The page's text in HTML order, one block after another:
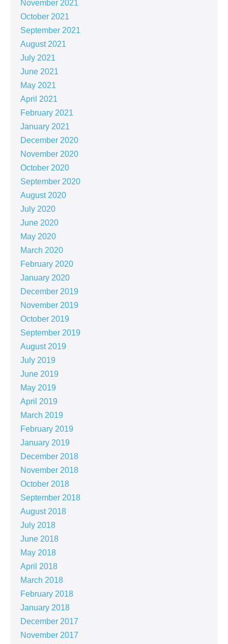
November 2021
October 2021
September 2021
August 2021
July 2021
June 2021
May 2021
April 2021
February 2021
January 2021
December 2020
November 2020
October 2020
September 2020
August 2020
July 2020
June 2020
May 2020
March 2020
February 2020
January 2020
December 2019
November 2019
October 2019
September 2019
August 2019
July 2019
June 2019
May 2019
April 2019
March 2019
February 2019
January 2019
December 2018
November 2018
October 2018
September 2018
August 2018
July 2018
June 2018
May 2018
April 2018
March 2018
February 2018
January 2018
December 2017
November 2017